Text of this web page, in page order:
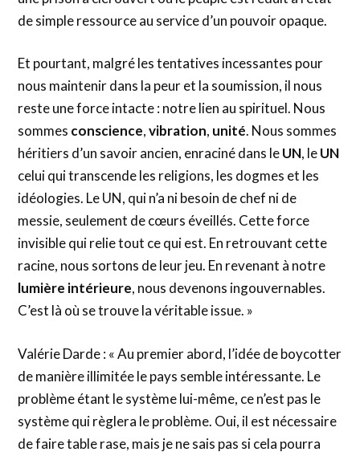
de simple ressource au service d’un pouvoir opaque.
Et pourtant, malgré les tentatives incessantes pour
nous maintenir dans la peur et la soumission, il nous
reste une force intacte : notre lien au spirituel. Nous
sommes conscience,vibration, unité. Nous sommes
héritiers d’un savoir ancien, enraciné dans leUN, leUN
celui qui transcende les religions, les dogmes et les
idéologies. Le UN, qui n’a ni besoin de chef ni de
messie, seulement de cœurs éveillés. Cette force
invisible qui relie tout ce qui est. En retrouvant cette
racine, nous sortons de leur jeu. En revenant à notre
lumière intérieure, nous devenons ingouvernables.
C’est là où se trouve la véritable issue. »
Valérie Darde : « Au premier abord, l’idée de boycotter
de manière illimitée le pays semble intéressante. Le
problème étant le système lui-même, ce n’est pas le
système qui règlera le problème. Oui, il est nécessaire
de faire table rase, mais je ne sais pas si cela pourra